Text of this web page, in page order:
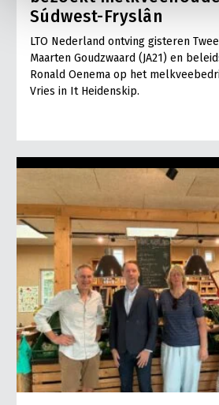
Súdwest-Fryslân
LTO Nederland ontving gisteren
Maarten Goudzwaard (JA21) en
Ronald Oenema op het
Vries in It Heidenskip.